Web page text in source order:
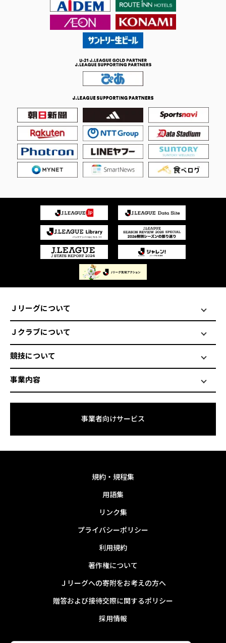
Ｊリーグについて
Ｊクラブについて
競技について
事業内容
事業者向けサービス
規約・規程集
用語集
リンク集
プライバシーポリシー
利用規約
著作権について
Ｊリーグへの寄附をお考えの方へ
贈答および接待交際に関するポリシー
採用情報